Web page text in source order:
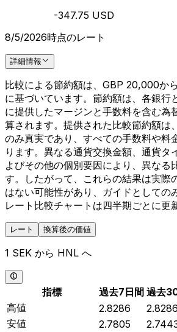
-347.75 USD
8/5/2026時点のレート
詳細情報
比較による節約額は、GBP 20,000か
に基づいています。節約額は、各銀
に提供したマージンと手数料を含む為
算されます。提供された比較節約額は
のみ真実であり、すべての手数料や料
ります。異なる通貨交換金額、通貨タ
よびその他の個別要因により、異なる
す。したがって、これらの結果は実際
はない可能性があり、ガイドとしての
レート比較チャートは四半期ごとに更
レート 換算後の価値
1 SEK から HNL へ
指標 過去7日間 過去
高値
2.8286 2.8286
安値
2.7805